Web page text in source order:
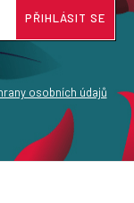
osobních údajů
PŘIHLÁSIT SE